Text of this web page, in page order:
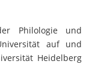
Philologie und
auf und
Heidelberg